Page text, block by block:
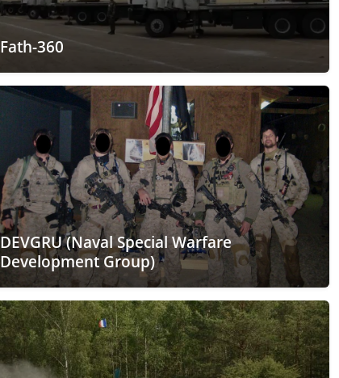
Fath-360
DEVGRU (Naval Special Warfare
Development Group)